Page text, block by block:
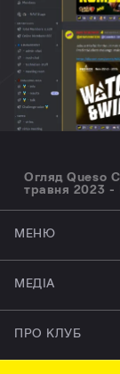
Огляд Queso
травня 2023 -
МЕНЮ
МЕДІА
ПРО КЛУБ